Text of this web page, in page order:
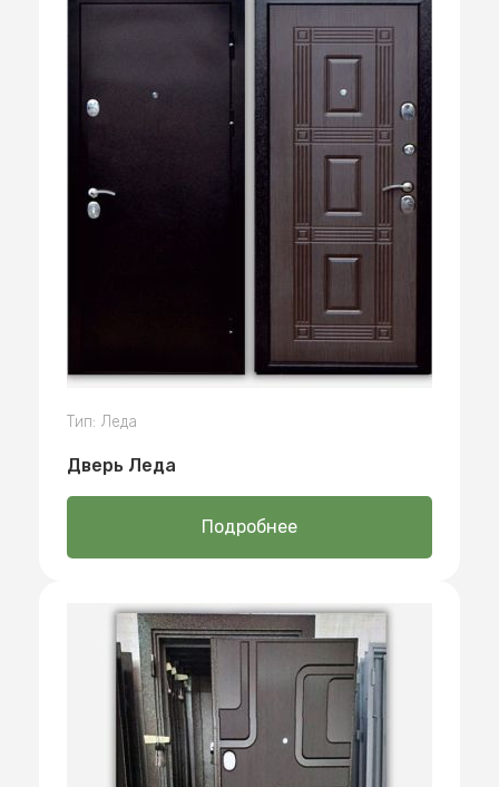
Тип: Леда
Дверь Леда
Подробнее